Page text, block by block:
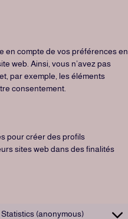
en compte de vos préférences en
web. Ainsi, vous n’avez pas
par exemple, les éléments
consentement.
pour créer des profils
sites web dans des finalités
Statistics (anonymous)